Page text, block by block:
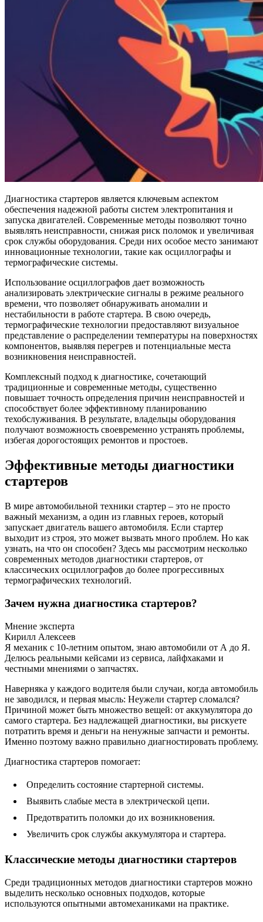
Диагностика стартеров является ключевым аспектом
обеспечения надежной работы систем электропитания и
запуска двигателей. Современные методы позволяют точно
выявлять неисправности, снижая риск поломок и увеличивая
срок службы оборудования. Среди них особое место занимают
инновационные технологии, такие как осциллографы и
термографические системы.
Использование осциллографов дает возможность
анализировать электрические сигналы в режиме реального
времени, что позволяет обнаруживать аномалии и
нестабильности в работе стартера. В свою очередь,
термографические технологии предоставляют визуальное
представление о распределении температуры на поверхностях
компонентов, выявляя перегрев и потенциальные места
возникновения неисправностей.
Комплексный подход к диагностике, сочетающий
традиционные и современные методы, существенно
повышает точность определения причин неисправностей и
способствует более эффективному планированию
техобслуживания. В результате, владельцы оборудования
получают возможность своевременно устранять проблемы,
избегая дорогостоящих ремонтов и простоев.
Эффективные методы диагностики
стартеров
В мире автомобильной техники стартер – это не просто
важный механизм, а один из главных героев, который
запускает двигатель вашего автомобиля. Если стартер
выходит из строя, это может вызвать много проблем. Но как
узнать, на что он способен? Здесь мы рассмотрим несколько
современных методов диагностики стартеров, от
классических осциллографов до более прогрессивных
термографических технологий.
Зачем нужна диагностика стартеров?
Мнение эксперта
Кирилл Алексеев
Я механик с 10-летним опытом, знаю автомобили от А до Я.
Делюсь реальными кейсами из сервиса, лайфхаками и
честными мнениями о запчастях.
Наверняка у каждого водителя были случаи, когда автомобиль
не заводился, и первая мысль: Неужели стартер сломался?
Причиной может быть множество вещей: от аккумулятора до
самого стартера. Без надлежащей диагностики, вы рискуете
потратить время и деньги на ненужные запчасти и ремонты.
Именно поэтому важно правильно диагностировать проблему.
Диагностика стартеров помогает:
Определить состояние стартерной системы.
Выявить слабые места в электрической цепи.
Предотвратить поломки до их возникновения.
Увеличить срок службы аккумулятора и стартера.
Классические методы диагностики стартеров
Среди традиционных методов диагностики стартеров можно
выделить несколько основных подходов, которые
используются опытными автомеханиками на практике.